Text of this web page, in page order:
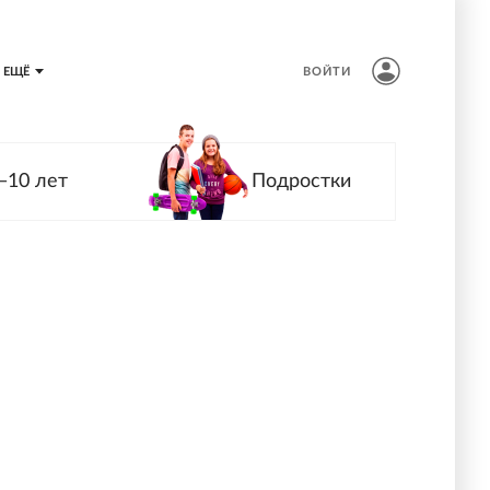
ЕЩЁ ВОЙТИ
лет Подростки